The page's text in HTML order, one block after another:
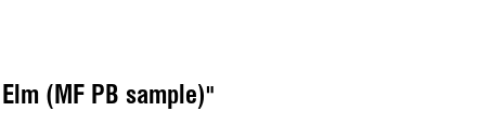
(MF PB sample)"